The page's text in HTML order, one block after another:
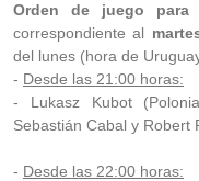
Orden de juego
correspondiente al
del lunes (hora de
- Desde las 21:00 horas:
- Lukasz Kubot
Sebastián Cabal y Robert
- Desde las 22:00 horas: